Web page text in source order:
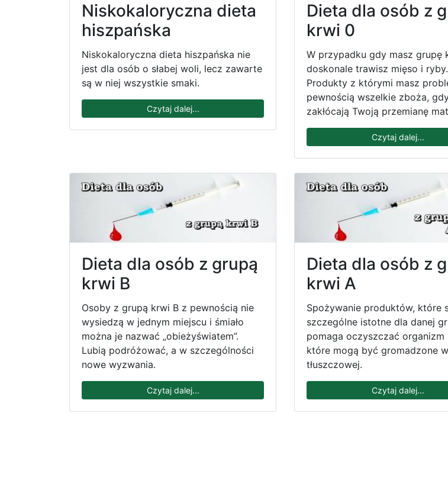
Niskokaloryczna dieta
hiszpańska
Niskokaloryczna dieta hiszpańska nie
jest dla osób o słabej woli, lecz zawarte
są w niej wszystkie smaki.
Czytaj dalej...
Dieta dla osób z
krwi 0
W przypadku gdy masz grupę
doskonale trawisz mięso i ryby.
Produkty z którymi masz
pewnością wszelkie zboża,
zakłócają Twoją przemianę
Czytaj dalej...
Dieta dla osób z grupą
krwi B
Osoby z grupą krwi B z pewnością nie
wysiedzą w jednym miejscu i śmiało
można je nazwać „obieżyświatem”.
Lubią podróżować, a w szczególności
nowe wyzwania.
Czytaj dalej...
Dieta dla osób z
krwi A
Spożywanie produktów, które
szczególne istotne dla danej
pomaga oczyszczać organizm
które mogą być gromadzone
tłuszczowej.
Czytaj dalej...